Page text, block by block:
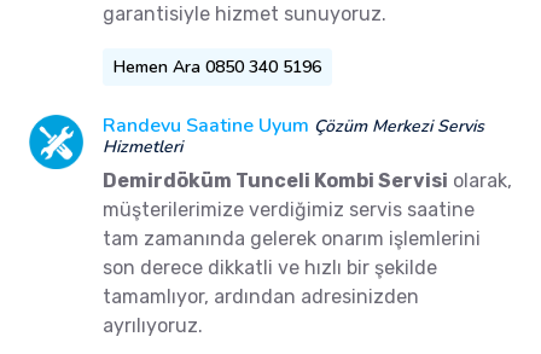
garantisiyle hizmet sunuyoruz.
Hemen Ara 0850 340 5196
Randevu Saatine Uyum Çözüm Merkezi Servis
Hizmetleri
Demirdöküm Tunceli Kombi Servisi olarak,
müşterilerimize verdiğimiz servis saatine
tam zamanında gelerek onarım işlemlerini
son derece dikkatli ve hızlı bir şekilde
tamamlıyor, ardından adresinizden
ayrılıyoruz.